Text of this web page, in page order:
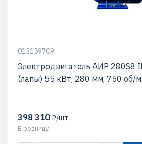
013159709
Электродвигатель AИР 280S8
(лапы) 55 кВт, 280 мм, 750 об/
398 310₽/шт.
В розницу